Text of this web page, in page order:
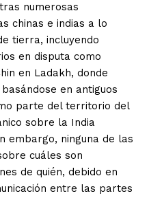
numerosas
chinas e indias a lo
tierra, incluyendo
en disputa como
en Ladakh, donde
en antiguos
parte del territorio del
sobre la India
embargo, ninguna de las
cuáles son
de quién, debido en
entre las partes